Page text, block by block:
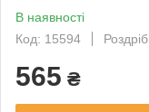
В наявності
Код: 15594
Роздріб
565 ₴